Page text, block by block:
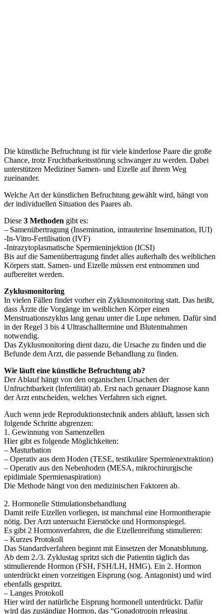
Die künstliche Befruchtung ist für viele kinderlose Paare die große
Chance, trotz Fruchtbarkeitsstörung schwanger zu werden. Dabei
unterstützen Mediziner Samen- und Eizelle auf ihrem Weg
zueinander.
Welche Art der künstlichen Befruchtung gewählt wird, hängt von
der individuellen Situation des Paares ab.
Diese 3 Methoden gibt es:
– Samenübertragung (Insemination, intrauterine Insemination, IUI)
-In-Vitro-Fertilisation (IVF)
-Intrazytoplasmatische Spermieninjektion (ICSI)
Bis auf die Samenübertragung findet alles außerhalb des weiblichen
Körpers statt. Samen- und Eizelle müssen erst entnommen und
aufbereitet werden.
Zyklusmonitoring
In vielen Fällen findet vorher ein Zyklusmonitoring statt. Das heißt,
dass Ärzte die Vorgänge im weiblichen Körper einen
Menstruationszyklus lang genau unter die Lupe nehmen. Dafür sind
in der Regel 3 bis 4 Ultraschalltermine und Blutentnahmen
notwendig.
Das Zyklusmonitoring dient dazu, die Ursache zu finden und die
Befunde dem Arzt, die passende Behandlung zu finden.
Wie läuft eine künstliche Befruchtung ab?
Der Ablauf hängt von den organischen Ursachen der
Unfruchtbarkeit (Infertilität) ab. Erst nach genauer Diagnose kann
der Arzt entscheiden, welches Verfahren sich eignet.
Auch wenn jede Reproduktionstechnik anders abläuft, lassen sich
folgende Schritte abgrenzen:
1. Gewinnung von Samenzellen
Hier gibt es folgende Möglichkeiten:
– Masturbation
– Operativ aus dem Hoden (TESE, testikuläre Spermienextraktion)
– Operativ aus den Nebenhoden (MESA, mikrochirurgische
epidimiale Spermienaspiration)
Die Methode hängt von den medizinischen Faktoren ab.
2. Hormonelle Stimulationsbehandlung
Damit reife Eizellen vorliegen, ist manchmal eine Hormontherapie
nötig. Der Arzt untersucht Eierstöcke und Hormonspiegel.
Es gibt 2 Hormonverfahren, die die Eizellenreifung stimulieren:
– Kurzes Protokoll
Das Standardverfahren beginnt mit Einsetzen der Monatsblutung.
Ab dem 2./3. Zyklustag spritzt sich die Patientin täglich das
stimulierende Hormon (FSH, FSH/LH, HMG). Ein 2. Hormon
unterdrückt einen vorzeitigen Eisprung (sog. Antagonist) und wird
ebenfalls gespritzt.
– Langes Protokoll
Hier wird der natürliche Eisprung hormonell unterdrückt. Dafür
wird das zuständige Hormon, das “Gonadotropin releasing